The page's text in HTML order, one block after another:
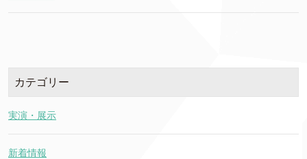
カテゴリー
実演・展示
新着情報